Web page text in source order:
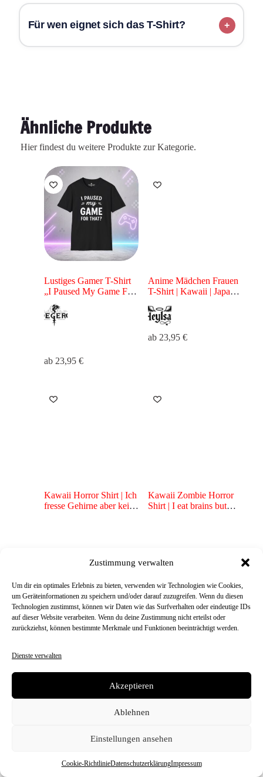
Zustimmung verwalten
Um dir ein optimales Erlebnis zu bieten, verwenden wir Technologien wie Cookies,
um Geräteinformationen zu speichern und/oder darauf zuzugreifen. Wenn du diesen
Technologien zustimmst, können wir Daten wie das Surfverhalten oder eindeutige IDs
auf dieser Website verarbeiten. Wenn du deine Zustimmung nicht erteilst oder
zurückziehst, können bestimmte Merkmale und Funktionen beeinträchtigt werden.
Dienste verwalten
Akzeptieren
Ablehnen
Einstellungen ansehen
Cookie-RichtlinieDatenschutzerklärungImpressum
Für wen eignet sich das T-Shirt?
Ähnliche Produkte
Hier findest du weitere Produkte zur Kategorie.
Lustiges Gamer T-Shirt
„I Paused My Game For
That?“ – Gaming Shirt
für Zocker
ab 23,95 €
Anime Mädchen Frauen
T-Shirt | Kawaii | Japan
Otaku | Rosa Motiv
ab 23,95 €
Kawaii Horror Shirt | Ich
fresse Gehirne aber keine
Kawaii Zombie Horror
Shirt | I eat brains but
Aktuelle Top-Bewertungen
(4–5 Sterne) ⭐⭐⭐⭐
Das sagen unsere Kunden dazu!
Ich bin wirklich begeistert von dem T-Shirt!